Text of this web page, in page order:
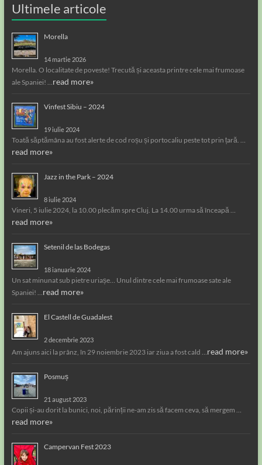
Ultimele articole
Morella
14 martie 2026
Morella. O localitate de poveste! Trecută și aceasta printre cele mai frumoase
ale Spaniei! …read more»
Vinfest Sibiu – 2024
19 iulie 2024
Toată săptămâna au fost alerte de cod roșu și portocaliu peste tot prin țară. …
read more»
Jazz in the Park – 2024
8 iulie 2024
Vineri, 5 iulie 2024, la 10.00 plecăm spre Cluj. La 14.00 urma să înceapă …
read more»
Setenil de las Bodegas
18 ianuarie 2024
Un sat minunat sub pietre uriașe… Unul dintre cele mai frumoase sate ale
Spaniei! …read more»
El Castell de Guadalest
2 decembrie 2023
Am ajuns aici la prânz, în 29 noiembrie 2023 iar ziua a fost cald …read more»
Posmuș
21 august 2023
Copii și-au dorit la bunici, noi, părinții ne-am zis să facem ceva, să mergem …
read more»
Campervan Fest 2023